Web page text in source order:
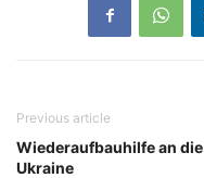
Previous article
Wiederaufbauhilfe an die
Ukraine